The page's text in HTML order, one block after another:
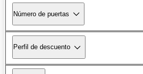
Número de puertas
Perfil de descuento